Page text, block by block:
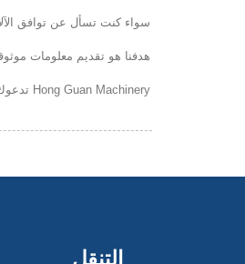
سواء كنت تسأل عن توافق
هدفنا هو تقديم معلومات
Hong Guan Machinery تدعوك لاستكشاف
التنقل